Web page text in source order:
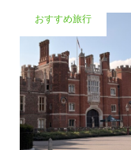
おすすめ旅行